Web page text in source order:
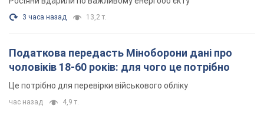
3 часа назад 13,2 т.
Податкова передасть Міноборони дані про
чоловіків 18-60 років: для чого це потрібно
Це потрібно для перевірки військового обліку
час назад 4,9 т.